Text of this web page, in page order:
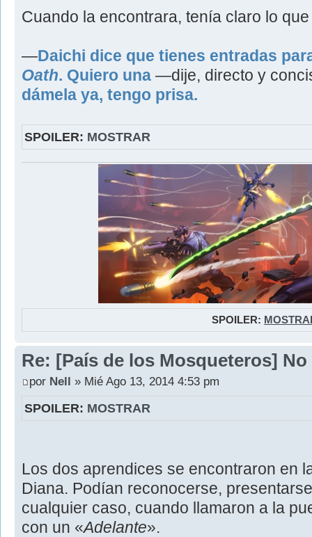
Cuando la encontrara, tenía claro lo
― Daichi dice que tienes entradas
Oath. Quiero una ―dije, directo y
dámela ya, tengo prisa.
SPOILER: MOSTRAR
SPOILER:
Re: [País de los Mosqueteros]
por Nell » Mié Ago 13, 2014 4:53 pm
SPOILER: MOSTRAR
Los dos aprendices se encontraron en
Diana. Podían reconocerse,
cualquier caso, cuando llamaron a la
con un «Adelante».